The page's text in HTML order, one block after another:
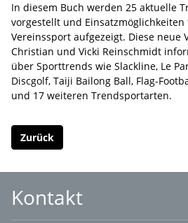
In diesem Buch werden 25 aktuelle
vorgestellt und
Vereinssport aufgezeigt. Diese neue
Christian und Vicki Reinschmidt
über Sporttrends wie Slackline, Le
Discgolf, Taiji Bailong Ball, Flag-
und 17 weiteren Trendsportarten.
Zurück
Kontakt